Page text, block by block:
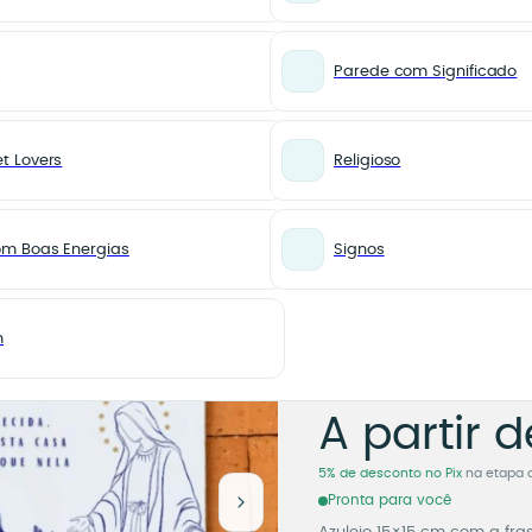
Parede com Significado
Lovers Religioso
Boas Energias Signos
Mãe
Todos
Azulejo
A partir
5% de desconto no Pix na etapa
Pronta para você